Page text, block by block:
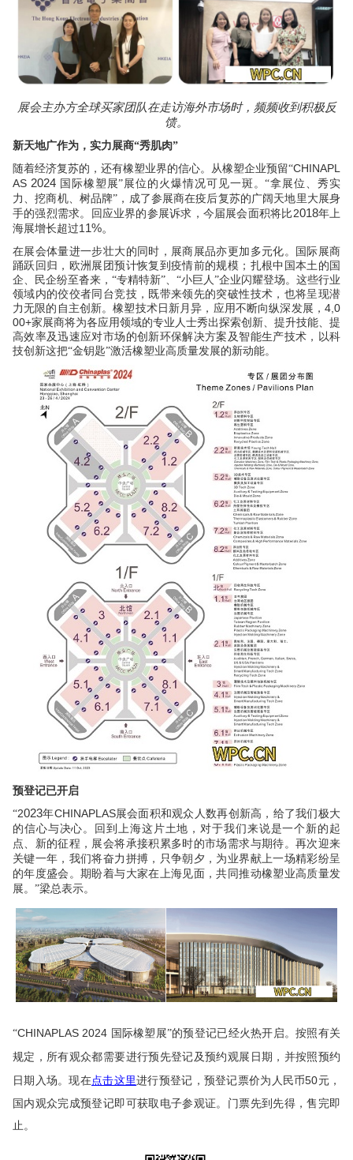
展会主办方全球买家团队在走访海外市场时，频频收到积极反
馈。
新天地广作为，实力展商“秀肌肉”
随着经济复苏的，还有橡塑业界的信心。从橡塑企业预留“CHINAPL
AS 2024 国际橡塑展”展位的火爆情况可见一斑。“拿展位、秀实
力、挖商机、树品牌”，成了参展商在疫后复苏的广阔天地里大展身
手的强烈需求。回应业界的参展诉求，今届展会面积将比 2018年上
海展增长超过1 1%。
在展会体量进一步壮大的同时，展商展品亦更加多元化。国际展商
踊跃回归，欧洲展团预计恢复到疫情前的规模；扎根中国本土的国
企、民企纷至沓来，“专精特新”、“小巨人”企业闪耀登场。这些行业
领域内的佼佼者同台竞技，既带来领先的突破性技术，也将呈现潜
力无限的自主创新。橡塑技术日新月异，应用不断向纵深发展， 4,0
00+家展商将为各应用领域的专业人士秀出探索创新、提升技能、提
高效率及迅速应对市场的创新环保解决方案及智能生产技术，以科
技创新这把“金钥匙”激活橡塑业高质量发展的新动能。
预登记已开启
“2023年CHINAPLAS展会面积和观众人数再创新高，给了我们极大
的信心与决心。回到上海这片土地，对于我们来说是一个新的起
点、新的征程，展会将承接积累多时的市场需求与期待。再次迎来
关键一年，我们将奋力拼搏，只争朝夕，为业界献上一场精彩纷呈
的年度盛会。期盼着与大家在上海见面，共同推动橡塑业高质量发
展。”梁总表示。
“CHINAPLAS 2024 国际橡塑展”的预登记已经火热开启。按照有关
规定，所有观众都需要进行预先登记及预约观展日期，并按照预约
日期入场。现在点击这里进行预登记，预登记票价为人民币50元，
国内观众完成预登记即可获取电子参观证。门票先到先得，售完即
止。